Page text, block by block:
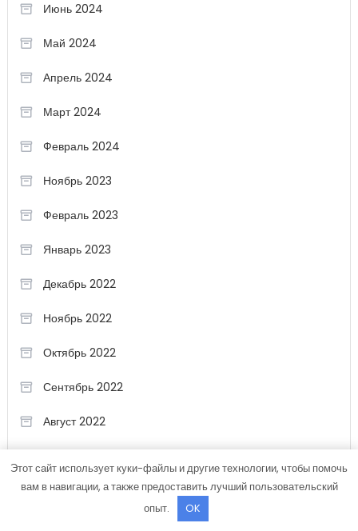
Июнь 2024
Май 2024
Апрель 2024
Март 2024
Февраль 2024
Ноябрь 2023
Февраль 2023
Январь 2023
Декабрь 2022
Ноябрь 2022
Октябрь 2022
Сентябрь 2022
Август 2022
Июнь 2022
Этот сайт использует куки-файлы и другие технологии, чтобы помочь
вам в навигации, а также предоставить лучший пользовательский
опыт.
OK